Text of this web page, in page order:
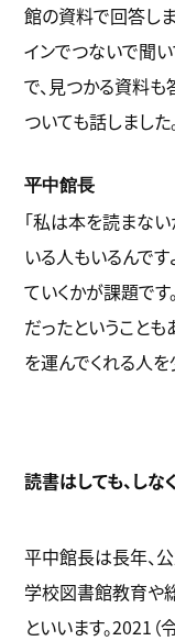
館の資料で回答し
インでつないで聞
で、見つかる資料
ついても話しました
平中館長
「私は本を読まな
いる人もいるんです
ていくかが課題で
だったということも
を運んでくれる人を
読書はしても、し
平中館長は長年、
学校図書館教育や
といいます。2021